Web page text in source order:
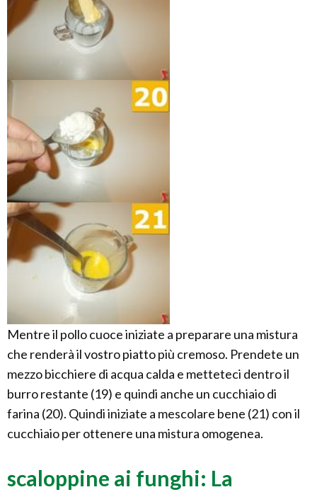
Mentre il pollo cuoce iniziate a preparare una mistura
che renderà il vostro piatto più cremoso. Prendete un
mezzo bicchiere di acqua calda e metteteci dentro il
burro restante (19) e quindi anche un cucchiaio di
farina (20). Quindi iniziate a mescolare bene (21) con il
cucchiaio per ottenere una mistura omogenea.
scaloppine ai funghi: La